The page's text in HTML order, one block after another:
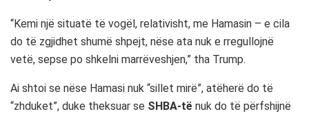
“Kemi një situatë të vogël, relativisht, me Hamasin – e cila
do të zgjidhet shumë shpejt, nëse ata nuk e rregullojnë
vetë, sepse po shkelni marrëveshjen,” tha Trump.
Ai shtoi se nëse Hamasi nuk “sillet mirë”, atëherë do të
“zhduket”, duke theksuar se SHBA-të nuk do të përfshijnë